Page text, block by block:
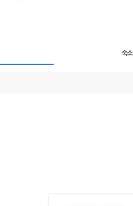
포함 여부, 면책금, 보상 한도, 옵션 비
에서는 제주 렌트카 가격과 함께 보험
가 달라집니다. 공항에서 렌트카 사무실
숙